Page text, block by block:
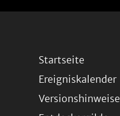
Startseite
Ereigniskalender
Versionshinweise